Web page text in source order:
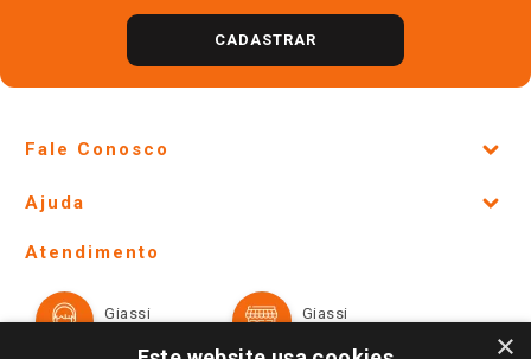
CADASTRAR
Fale Conosco
Lojas Físicas e Horários
Ofertas
Televendas
Ajuda
Formas de Pagamento
Atendimento
Giassi
Giassi
×